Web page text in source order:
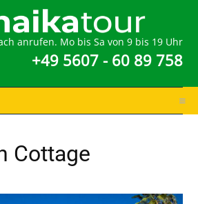
anrufen. Mo bis Sa von 9 bis 19 Uhr
+49 5607 - 60 89 758
Cottage